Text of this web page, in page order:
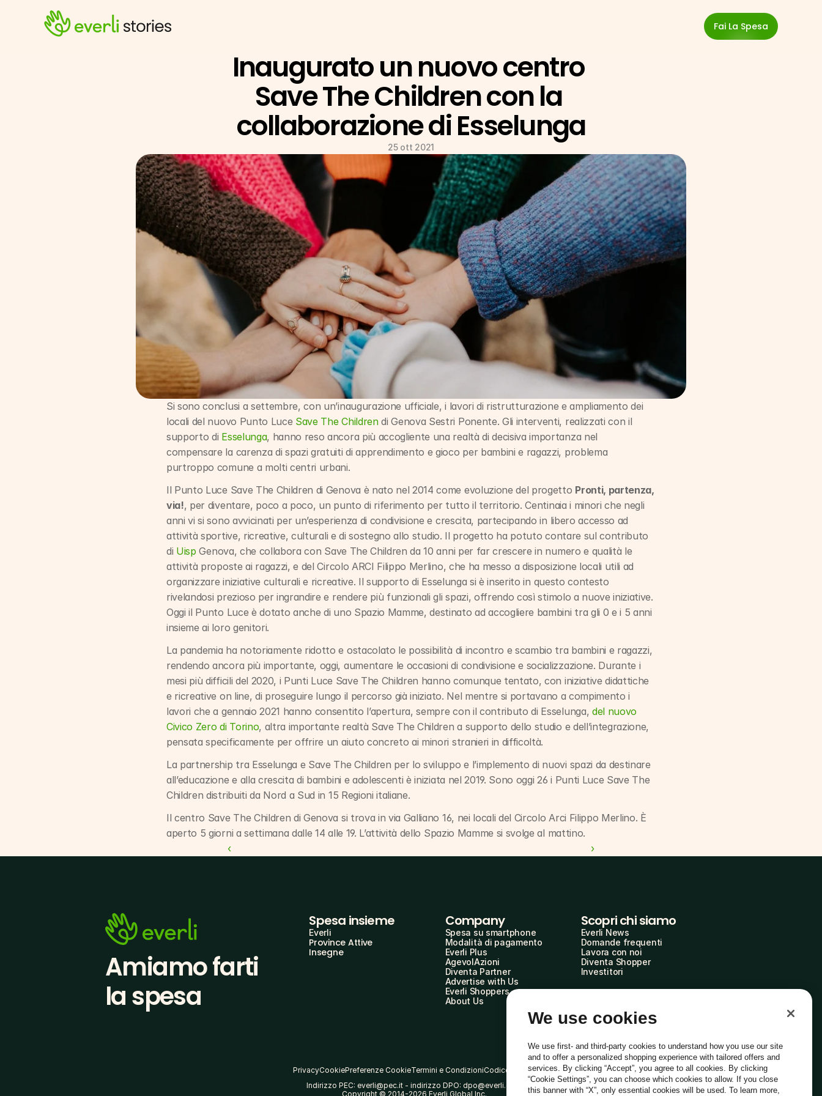
Fai La Spesa
Inaugurato un nuovo centro
Save The Children con la
collaborazione di Esselunga
25 ott 2021
Si sono conclusi a settembre, con un’inaugurazione ufficiale, i lavori di ristrutturazione e ampliamento dei
locali del nuovo Punto Luce Save The Children di Genova Sestri Ponente. Gli interventi, realizzati con il
supporto di Esselunga, hanno reso ancora più accogliente una realtà di decisiva importanza nel
compensare la carenza di spazi gratuiti di apprendimento e gioco per bambini e ragazzi, problema
purtroppo comune a molti centri urbani.
Il Punto Luce Save The Children di Genova è nato nel 2014 come evoluzione del progetto Pronti, partenza,
via!, per diventare, poco a poco, un punto di riferimento per tutto il territorio. Centinaia i minori che negli
anni vi si sono avvicinati per un’esperienza di condivisione e crescita, partecipando in libero accesso ad
attività sportive, ricreative, culturali e di sostegno allo studio. Il progetto ha potuto contare sul contributo
di Uisp Genova, che collabora con Save The Children da 10 anni per far crescere in numero e qualità le
attività proposte ai ragazzi, e del Circolo ARCI Filippo Merlino, che ha messo a disposizione locali utili ad
organizzare iniziative culturali e ricreative. Il supporto di Esselunga si è inserito in questo contesto
rivelandosi prezioso per ingrandire e rendere più funzionali gli spazi, offrendo così stimolo a nuove iniziative.
Oggi il Punto Luce è dotato anche di uno Spazio Mamme, destinato ad accogliere bambini tra gli 0 e i 5 anni
insieme ai loro genitori.
La pandemia ha notoriamente ridotto e ostacolato le possibilità di incontro e scambio tra bambini e ragazzi,
rendendo ancora più importante, oggi, aumentare le occasioni di condivisione e socializzazione. Durante i
mesi più difficili del 2020, i Punti Luce Save The Children hanno comunque tentato, con iniziative didattiche
e ricreative on line, di proseguire lungo il percorso già iniziato. Nel mentre si portavano a compimento i
lavori che a gennaio 2021 hanno consentito l’apertura, sempre con il contributo di Esselunga, del nuovo
Civico Zero di Torino, altra importante realtà Save The Children a supporto dello studio e dell’integrazione,
pensata specificamente per offrire un aiuto concreto ai minori stranieri in difficoltà.
La partnership tra Esselunga e Save The Children per lo sviluppo e l’implemento di nuovi spazi da destinare
all’educazione e alla crescita di bambini e adolescenti è iniziata nel 2019. Sono oggi 26 i Punti Luce Save The
Children distribuiti da Nord a Sud in 15 Regioni italiane.
Il centro Save The Children di Genova si trova in via Galliano 16, nei locali del Circolo Arci Filippo Merlino. È
aperto 5 giorni a settimana dalle 14 alle 19. L’attività dello Spazio Mamme si svolge al mattino.
‹
›
Amiamo farti
la spesa
Spesa insieme
Everli
Province Attive
Insegne
Company
Spesa su smartphone
Modalità di pagamento
Everli Plus
AgevolAzioni
Diventa Partner
Advertise with Us
Everli Shoppers
About Us
Scopri chi siamo
Everli News
Domande frequenti
Lavora con noi
Diventa Shopper
Investitori
PrivacyCookiePreferenze CookieTermini e CondizioniCodice Etico
Indirizzo PEC: everli@pec.it - indirizzo DPO: dpo@everli.com
Copyright © 2014-2026 Everli Global Inc.
Italiano
We use cookies
We use first- and third-party cookies to understand how you use our site
and to offer a personalized shopping experience with tailored offers and
services. By clicking “Accept”, you agree to all cookies. By clicking
“Cookie Settings”, you can choose which cookies to allow. If you close
this banner with “X”, only essential cookies will be used. To learn more,